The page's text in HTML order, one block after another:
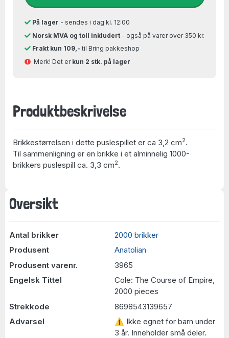
Oversikt
Antal brikker
2000 brikker
Produsent
Anatolian
Produsent varenr.
3965
Engelsk Tittel
Cole: The Course of Empire,
2000 pieces
Strekkode
8698543139657
Advarsel
⚠ Ikke egnet for barn under
3 år. Inneholder små deler.
På lager - sendes i dag kl. 12:00
Norsk MVA og toll inkludert- også på varer over 350 kr.
Frakt kun 109,- til Bring pakkeshop
Merk! Det er kun 2 stk. på lager
Produktbeskrivelse
Brikkestørrelsen i dette puslespillet er ca 3,2 cm2.
Til sammenligning er en brikke i et alminnelig 1000-
brikkers puslespill ca. 3,3 cm2.